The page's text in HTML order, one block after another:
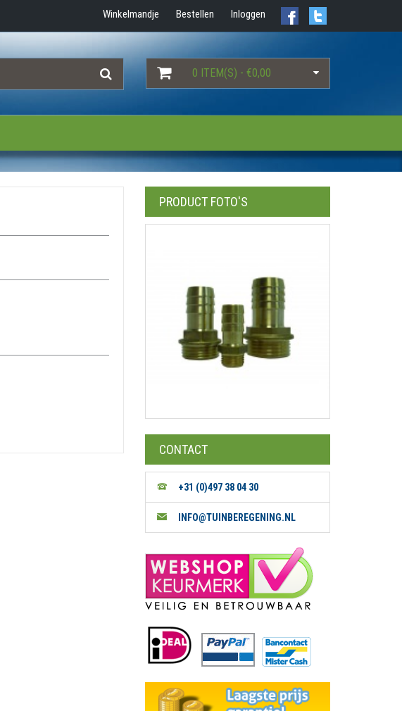
Winkelmandje Bestellen Inloggen
0 ITEM(S) - €0,00
PRODUCT FOTO'S
CONTACT
+31 (0)497 38 04 30
INFO@TUINBEREGENING.NL